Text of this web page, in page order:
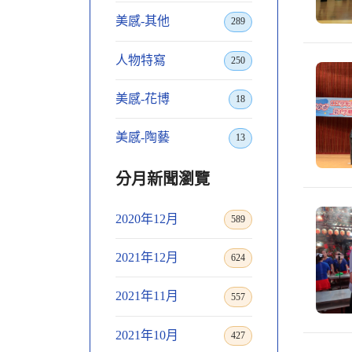
美感-其他 289
人物特寫 250
美感-花博 18
美感-陶藝 13
分月新聞瀏覽
2020年12月 589
2021年12月 624
2021年11月 557
2021年10月 427